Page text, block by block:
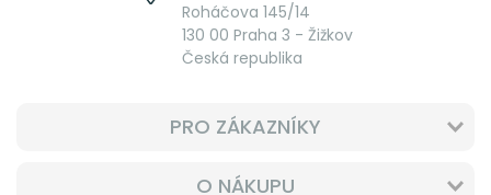
Roháčova 145/14
130 00 Praha 3 - Žižkov
Česká republika
PRO ZÁKAZNÍKY
O NÁKUPU